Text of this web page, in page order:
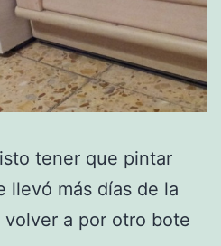
tener que pintar
llevó más días de la
a por otro bote